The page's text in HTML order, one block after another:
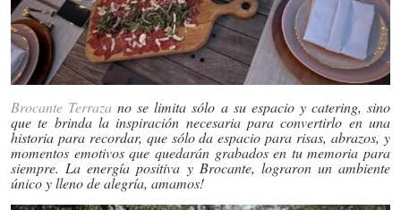
Brocante Terraza no se limita sólo a su espacio y catering, sino
que te brinda la inspiración necesaria para convertirlo en una
historia para recordar, que sólo da espacio para risas, abrazos, y
momentos emotivos que quedarán grabados en tu memoria para
siempre. La energía positiva y Brocante, lograron un ambiente
único y lleno de alegría, amamos!